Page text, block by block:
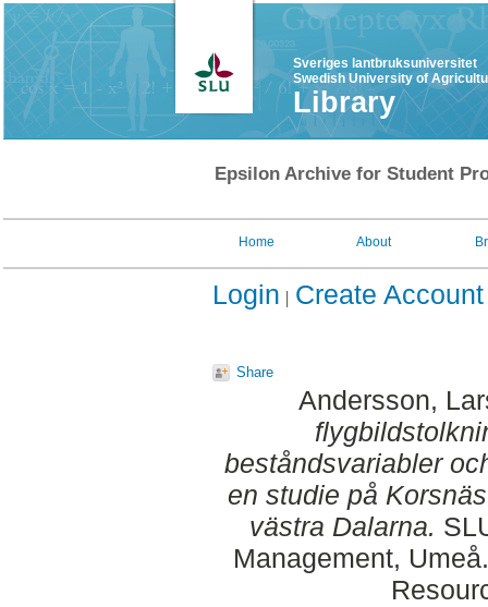
Sveriges lantbruksuniversitet
Swedish University of
Library
Epsilon Archive for Student
Home About
Login Create Account
Share
Andersson,
beståndsvariabler
en studie på
västra Dalarna.
Management,